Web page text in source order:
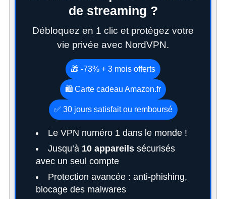
de streaming ?
Débloquez en 1 clic et protégez votre
vie privée avec NordVPN.
🎁 -73% + 3 mois offerts
🛍️ Carte cadeau Amazon.fr
✅ 30 jours satisfait ou remboursé
Le VPN numéro 1 dans le monde !
Jusqu’à 10 appareilssécurisés
avec un seul compte
Protection avancée : anti-phishing,
blocage des malwares